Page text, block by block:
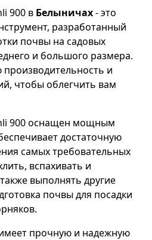
900 в Белыничах- это
разработанный
почвы на садовых
и большого размера.
и
чтобы облегчить вам
900 оснащен мощным
достаточную
самых требовательных
вспахивать и
выполнять другие
почвы для посадки
прочную и надежную